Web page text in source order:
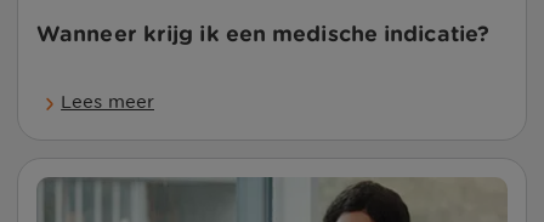
Wanneer krijg ik een medische indicatie?
Lees meer